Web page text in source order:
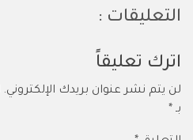
التعليقات :
اترك تعليقاً
لن يتم نشر عنوان بريدك الإلكتروني.
بـ *